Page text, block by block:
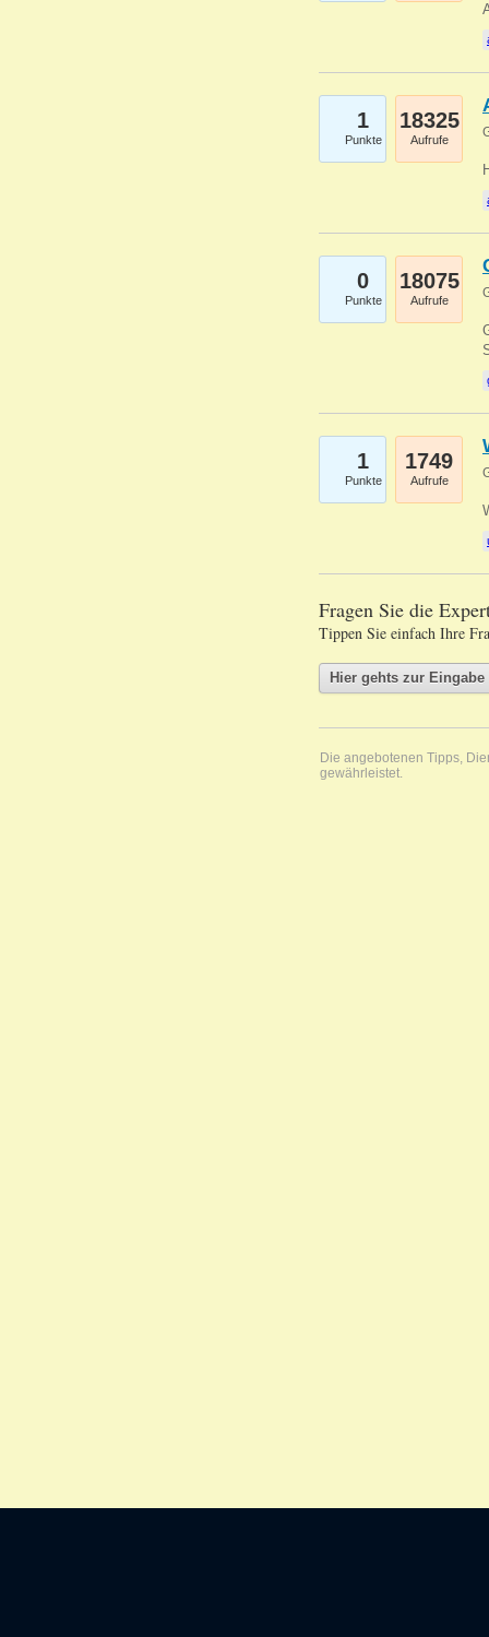
1
Punkte
18325
Aufrufe
0
Punkte
18075
Aufrufe
1
Punkte
1749
Aufrufe
Fragen Sie die
Tippen Sie einfach Ihre
Die angebotenen Tipps,
gewährleistet.